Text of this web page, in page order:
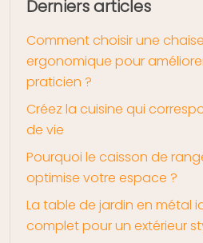
Derniers articles
Comment choisir une
ergonomique pour
praticien ?
Créez la cuisine qui
de vie
Pourquoi le caisson de
optimise votre espace ?
La table de jardin en métal
complet pour un extérieur